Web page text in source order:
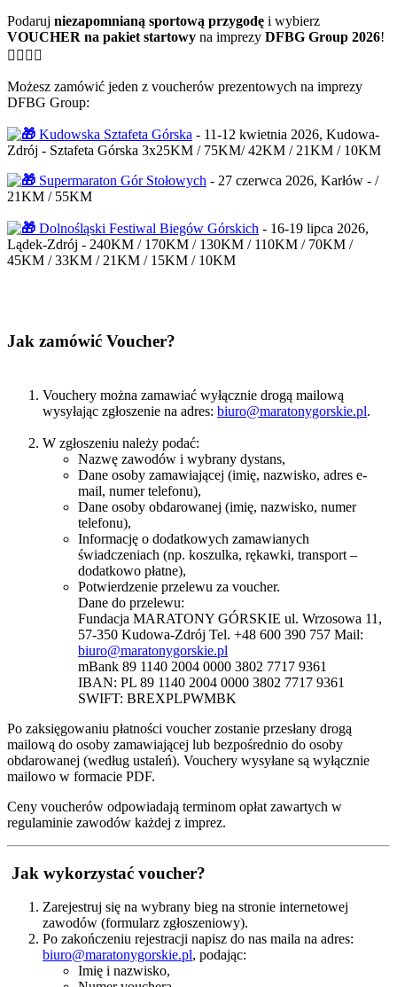
Podaruj niezapomnianą sportową przygodę i wybierz
VOUCHER na pakiet startowy na imprezy DFBG Group 2026!
🏃‍♀️🏃‍♂️
Możesz zamówić jeden z voucherów prezentowych na imprezy
DFBG Group:
Kudowska Sztafeta Górska - 11-12 kwietnia 2026, Kudowa-
Zdrój - Sztafeta Górska 3x25KM / 75KM/ 42KM / 21KM / 10KM
Supermaraton Gór Stołowych - 27 czerwca 2026, Karłów - /
21KM / 55KM
Dolnośląski Festiwal Biegów Górskich - 16-19 lipca 2026,
Lądek-Zdrój - 240KM / 170KM / 130KM / 110KM / 70KM /
45KM / 33KM / 21KM / 15KM / 10KM
Jak zamówić Voucher?
Vouchery można zamawiać wyłącznie drogą mailową
wysyłając zgłoszenie na adres: biuro@maratonygorskie.pl.
W zgłoszeniu należy podać:
Nazwę zawodów i wybrany dystans,
Dane osoby zamawiającej (imię, nazwisko, adres e-
mail, numer telefonu),
Dane osoby obdarowanej (imię, nazwisko, numer
telefonu),
Informację o dodatkowych zamawianych
świadczeniach (np. koszulka, rękawki, transport –
dodatkowo płatne),
Potwierdzenie przelewu za voucher.
Dane do przelewu:
Fundacja MARATONY GÓRSKIE ul. Wrzosowa 11,
57-350 Kudowa-Zdrój Tel. +48 600 390 757 Mail:
biuro@maratonygorskie.pl
mBank 89 1140 2004 0000 3802 7717 9361
IBAN: PL 89 1140 2004 0000 3802 7717 9361
SWIFT: BREXPLPWMBK
Po zaksięgowaniu płatności voucher zostanie przesłany drogą
mailową do osoby zamawiającej lub bezpośrednio do osoby
obdarowanej (według ustaleń). Vouchery wysyłane są wyłącznie
mailowo w formacie PDF.
Ceny voucherów odpowiadają terminom opłat zawartych w
regulaminie zawodów każdej z imprez.
Jak wykorzystać voucher?
Zarejestruj się na wybrany bieg na stronie internetowej
zawodów (formularz zgłoszeniowy).
Po zakończeniu rejestracji napisz do nas maila na adres:
biuro@maratonygorskie.pl, podając:
Imię i nazwisko,